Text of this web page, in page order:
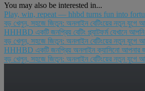
You may also be interested in...
Play, win, repeat — hhbd turns fun into
বড় খেলুন, সহজে জিতুন: অনলাইন বেটিংয়ের নতুন যুগে
HHHBD একটি জনপ্রিয় বেটিং প্ল্যাটফর্ম যেখানে আপনি
বড় খেলুন, সহজে জিতুন: অনলাইন বেটিংয়ের নতুন যুগে
HHHBD একটি জনপ্রিয় অনলাইন ক্যাসিনো আপনার
বড় খেলুন, সহজে জিতুন: অনলাইন বেটিংয়ের নতুন যুগে